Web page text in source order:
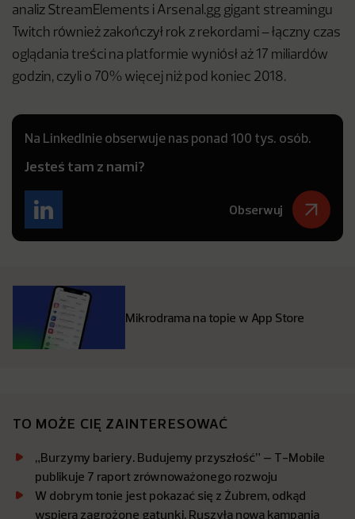
analiz StreamElements i Arsenal.gg gigant streamingu
Twitch również zakończył rok z rekordami – łączny czas
oglądania treści na platformie wyniósł aż 17 miliardów
godzin, czyli o 70% więcej niż pod koniec 2018.
Na LinkedInie obserwuje nas ponad 100 tys. osób.
Jesteś tam z nami?
Obserwuj
Mikrodrama na topie w App Store
TO MOŻE CIĘ ZAINTERESOWAĆ
„Burzymy bariery. Budujemy przyszłość” – T-Mobile
publikuje 7 raport zrównoważonego rozwoju
W dobrym tonie jest pokazać się z Żubrem, odkąd
wspiera zagrożone gatunki. Ruszyła nowa kampania